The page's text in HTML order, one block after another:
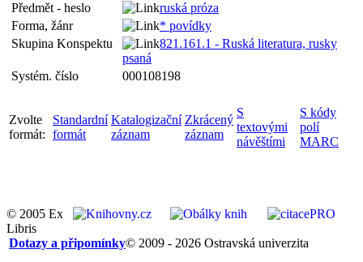
Předmět - heslo
ruská próza
Forma, žánr
* povídky
Skupina Konspektu
821.161.1 - Ruská literatura, rusky
psaná
Systém. číslo
000108198
Zvolte
formát:
Standardní
formát
Katalogizační
záznam
Zkrácený
záznam
S
textovými
návěštími
S kódy
polí
MARC
© 2005 Ex
Libris
© 2009 - 2026 Ostravská univerzita
Dotazy a připomínky